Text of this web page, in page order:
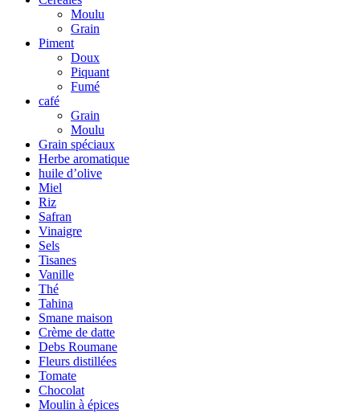
Moulu
Grain
Piment
Doux
Piquant
Fumé
café
Grain
Moulu
Grain spéciaux
Herbe aromatique
huile d’olive
Miel
Riz
Safran
Vinaigre
Sels
Tisanes
Vanille
Thé
Tahina
Smane maison
Crème de datte
Debs Roumane
Fleurs distillées
Tomate
Chocolat
Moulin à épices